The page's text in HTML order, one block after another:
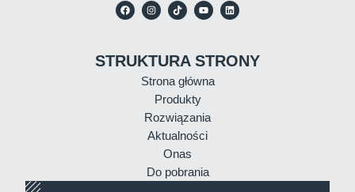
STRUKTURA STRONY
Strona główna
Produkty
Rozwiązania
Aktualności
Onas
Do pobrania